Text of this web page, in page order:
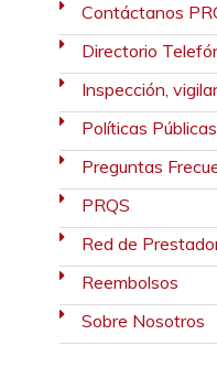
Contáctanos
Directorio
Inspección,
Políticas Públicas
Preguntas
PRQS
Red de
Reembolsos
Sobre Nosotros